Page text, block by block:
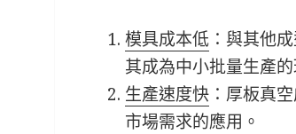
模具成本低 ：與其他
其成為中小批量生產的
生產速度快 ：厚板真
市場需求的應用。